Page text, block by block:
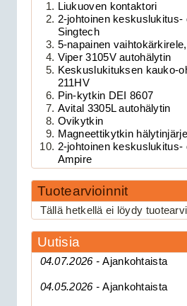
Clifford 330X1
189.00€
Clifford 330X1
CAN 3903V
Liukuoven kontaktori
2-johtoinen keskuslukitus-
Singtech
5-napainen
Viper 3105V autohälytin
Keskuslukituksen kauko-
211HV
Pin-kytkin DEI 8607
Avital 3305L autohälytin
Ovikytkin
Magneettikytkin
2-johtoinen keskuslukitus-
Ampire
Tuotearvioinnit
Tällä hetkellä ei löydy
Uutisia
04.07.2026 -Ajankohtaista
04.05.2026 -Ajankohtaista